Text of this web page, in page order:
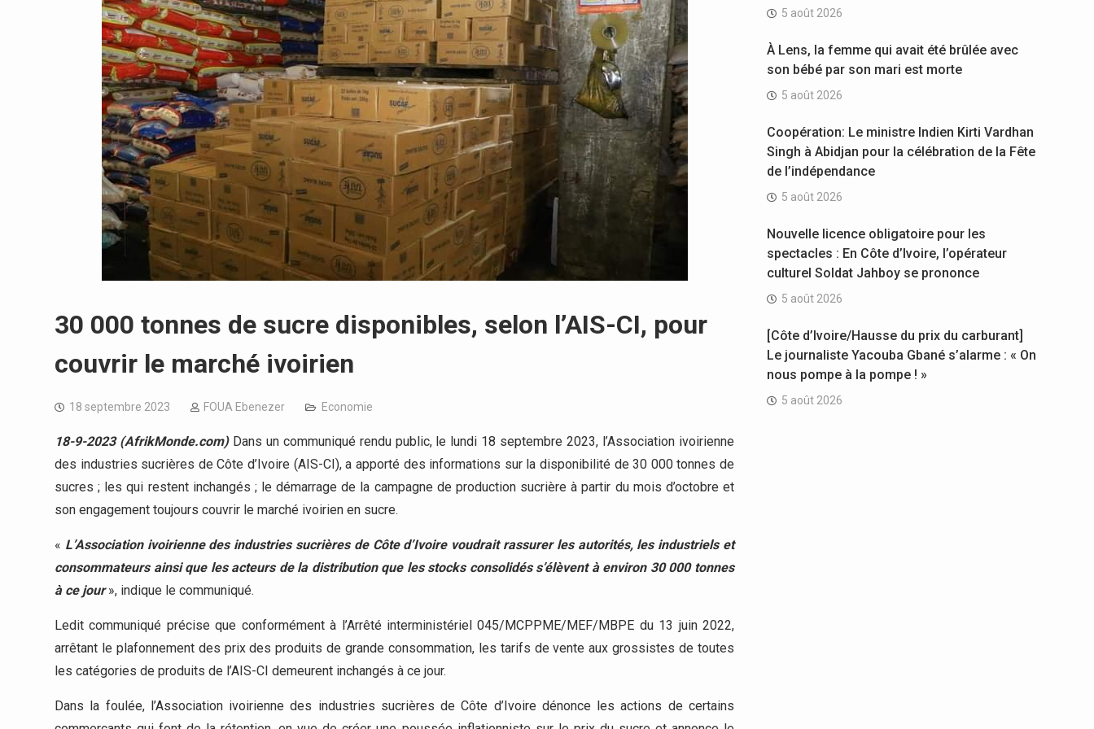
30 000 tonnes de sucre disponibles, selon l’AIS-CI, pour
couvrir le marché ivoirien
18 septembre 2023 FOUA Ebenezer Economie
18-9-2023 (AfrikMonde.com)Dans un communiqué rendu public, le lundi 18 septembre 2023, l’Association ivoirienne
des industries sucrières de Côte d’Ivoire (AIS-CI), a apporté des informations sur la disponibilité de 30 000 tonnes de
sucres ; les qui restent inchangés ; le démarrage de la campagne de production sucrière à partir du mois d’octobre et
son engagement toujours couvrir le marché ivoirien en sucre.
« L’Association ivoirienne des industries sucrières de Côte d’Ivoire voudrait rassurer les autorités, les industriels et
consommateurs ainsi que les acteurs de la distribution que les stocks consolidés s’élèvent à environ 30 000 tonnes
à ce jour», indique le communiqué.
Ledit communiqué précise que conformément à l’Arrêté interministériel 045/MCPPME/MEF/MBPE du 13 juin 2022,
arrêtant le plafonnement des prix des produits de grande consommation, les tarifs de vente aux grossistes de toutes
les catégories de produits de l’AIS-CI demeurent inchangés à ce jour.
Dans la foulée, l’Association ivoirienne des industries sucrières de Côte d’Ivoire dénonce les actions de certains
5 août 2026
À Lens, la femme qui avait été brûlée avec
son bébé par son mari est morte
5 août 2026
Coopération: Le ministre Indien Kirti Vardhan
Singh à Abidjan pour la célébration de la Fête
de l’indépendance
5 août 2026
Nouvelle licence obligatoire pour les
spectacles : En Côte d’Ivoire, l’opérateur
culturel Soldat Jahboy se prononce
5 août 2026
[Côte d’Ivoire/Hausse du prix du carburant]
Le journaliste Yacouba Gbané s’alarme : « On
nous pompe à la pompe ! »
5 août 2026